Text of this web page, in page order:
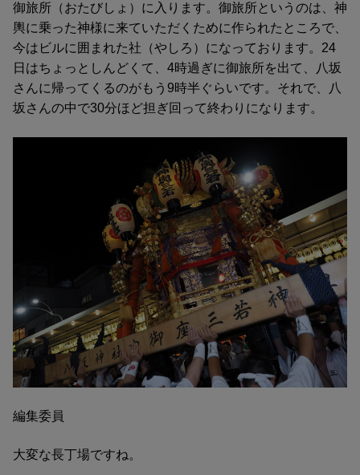
御旅所（おたびしょ）に入ります。御旅所というのは、神
輿に乗った神様に来ていただくために作られたところで、
今はビルに囲まれた社（やしろ）になっております。24
日はちょっとしんどくて、4時過ぎに御旅所を出て、八坂
さんに帰ってくるのがもう9時半ぐらいです。それで、八
坂さんの中で30分ほど担ぎ回って終わりになります。
編集委員
大変な長丁場ですね。